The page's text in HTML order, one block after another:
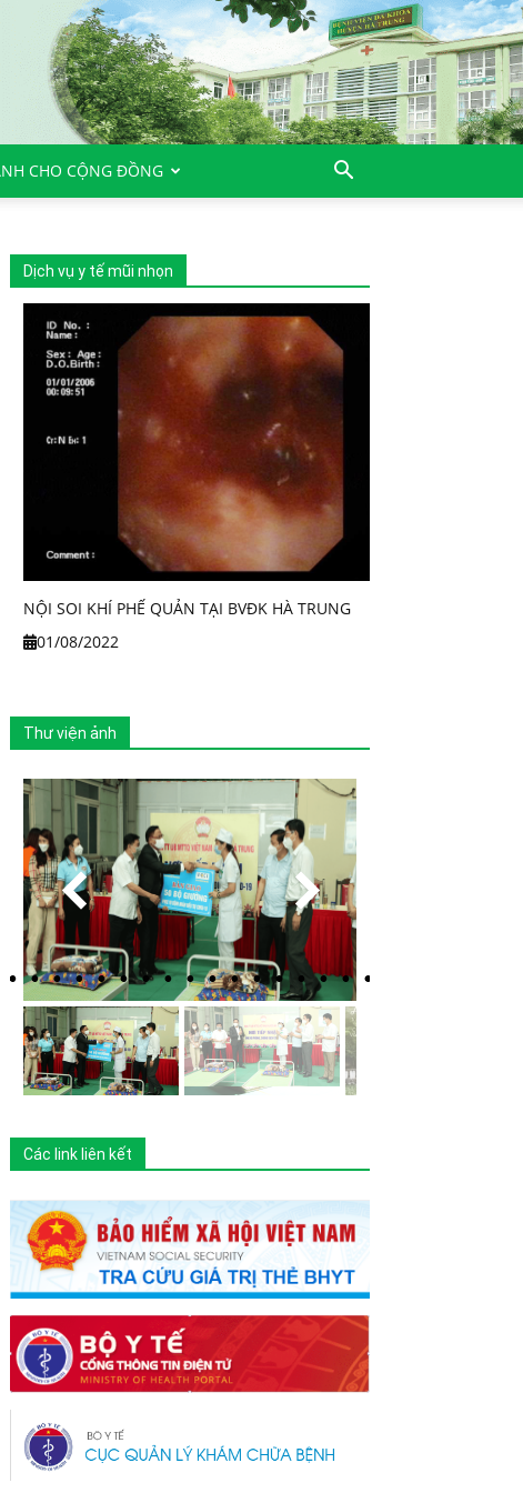
CHO CỘNG ĐỒNG
Dịch vụ y tế mũi nhọn
NỘI SOI KHÍ PHẾ QUẢN TẠI BVĐK HÀ TRUNG
01/08/2022
Thư viện ảnh
Các link liên kết